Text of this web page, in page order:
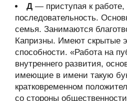
Д — приступая к
последовательность.
семья. Занимаются
Капризны. Имеют скрытые
способности. «Работа на
внутреннего развития,
имеющие в имени такую
кратковременном
со стороны